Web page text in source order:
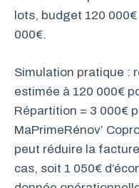
lots, budget 120
000€.
Simulation pratique :
estimée à 120 000€
Répartition = 3 000€
MaPrimeRénov’
peut réduire la
cas, soit 1 050€